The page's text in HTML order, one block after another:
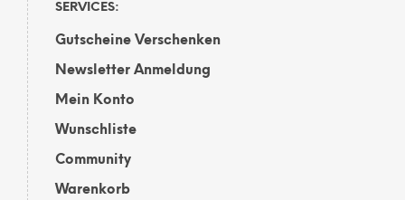
SERVICES:
Gutscheine Verschenken
Newsletter Anmeldung
Mein Konto
Wunschliste
Community
Warenkorb